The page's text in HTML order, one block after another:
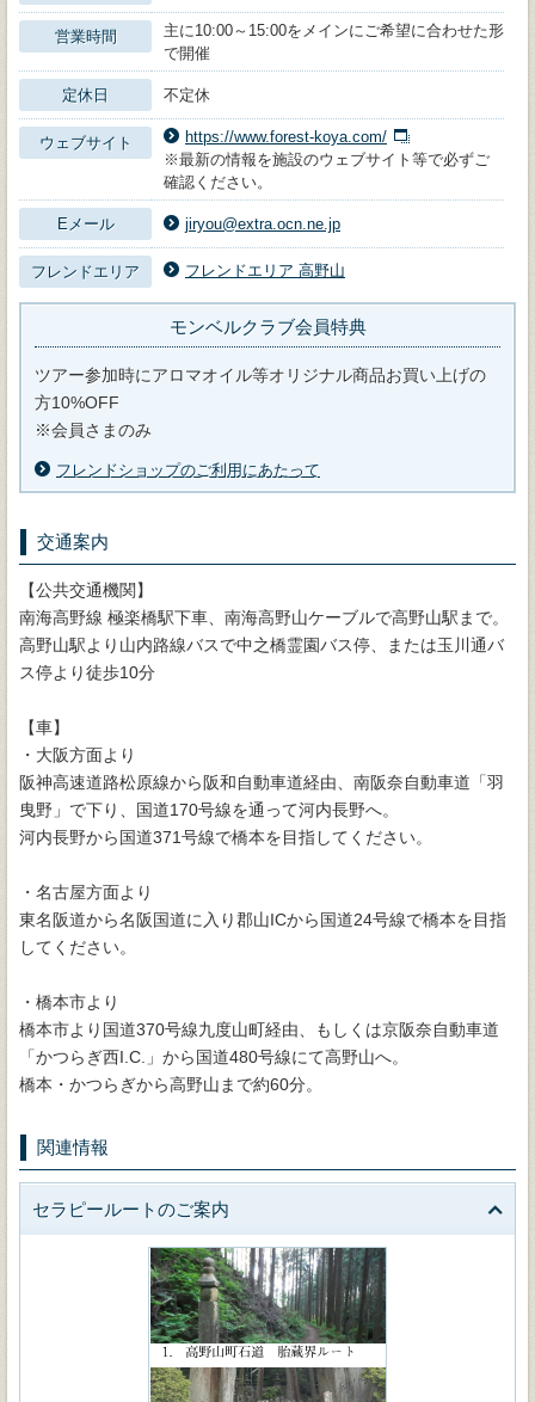
営業時間
主に10:00～15:00をメインにご希望に合わせた形
で開催
定休日 不定休
ウェブサイト
https://www.forest-koya.com/
※最新の情報を施設のウェブサイト等で必ずご
確認ください。
Eメール jiryou@extra.ocn.ne.jp
フレンドエリア フレンドエリア 高野山
モンベルクラブ会員特典
ツアー参加時にアロマオイル等オリジナル商品お買い上げの
方10%OFF
※会員さまのみ
フレンドショップのご利用にあたって
交通案内
【公共交通機関】
南海高野線 極楽橋駅下車、南海高野山ケーブルで高野山駅まで。
高野山駅より山内路線バスで中之橋霊園バス停、または玉川通バ
ス停より徒歩10分
【車】
・大阪方面より
阪神高速道路松原線から阪和自動車道経由、南阪奈自動車道「羽
曳野」で下り、国道170号線を通って河内長野へ。
河内長野から国道371号線で橋本を目指してください。
・名古屋方面より
東名阪道から名阪国道に入り郡山ICから国道24号線で橋本を目指
してください。
・橋本市より
橋本市より国道370号線九度山町経由、もしくは京阪奈自動車道
「かつらぎ西I.C.」から国道480号線にて高野山へ。
橋本・かつらぎから高野山まで約60分。
関連情報
セラピールートのご案内